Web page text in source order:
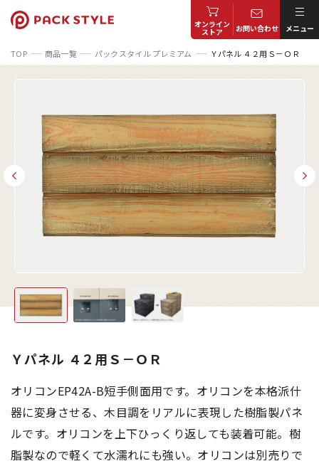
オンライン
ストア お問い合わせ メニュー
TOP 商品一覧 パックスタイル プレミアム Ｙパネル ４２用Ｓ－ＯＲ
Ｙパネル ４２用Ｓ－ＯＲ
オリコンEP42A-B短手側面用です。オリコンを本格派什
器に変身させる、木目調をリアルに表現した樹脂製パネ
ルです。オリコンを上下ひっくり返しても装着可能。樹
脂製なので軽くて水濡れにも強い。オリコンは別売りで